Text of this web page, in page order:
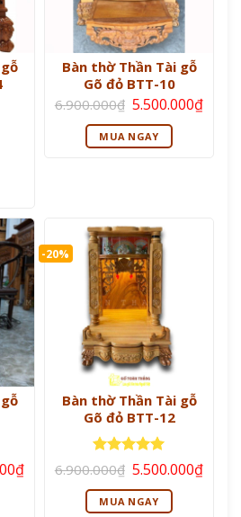
Bàn thờ Thần Tài gỗ
Gõ đỏ BTT-10
6.900.000₫ Giá
gốc
là:
6.900.000₫.
5.500.000₫Giá
MUA NGAY
₫Giá
-20%
Bàn thờ Thần Tài gỗ
Gõ đỏ BTT-12
Được xếp
hạng 55
sao
6.900.000₫ Giá
gốc
là:
6.900.000₫.
5.500.000₫Giá
MUA NGAY